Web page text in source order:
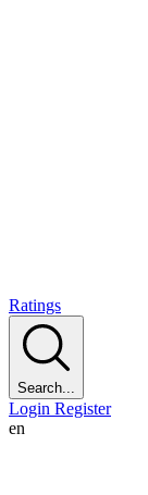
Ratings
Search...
Login Register
en